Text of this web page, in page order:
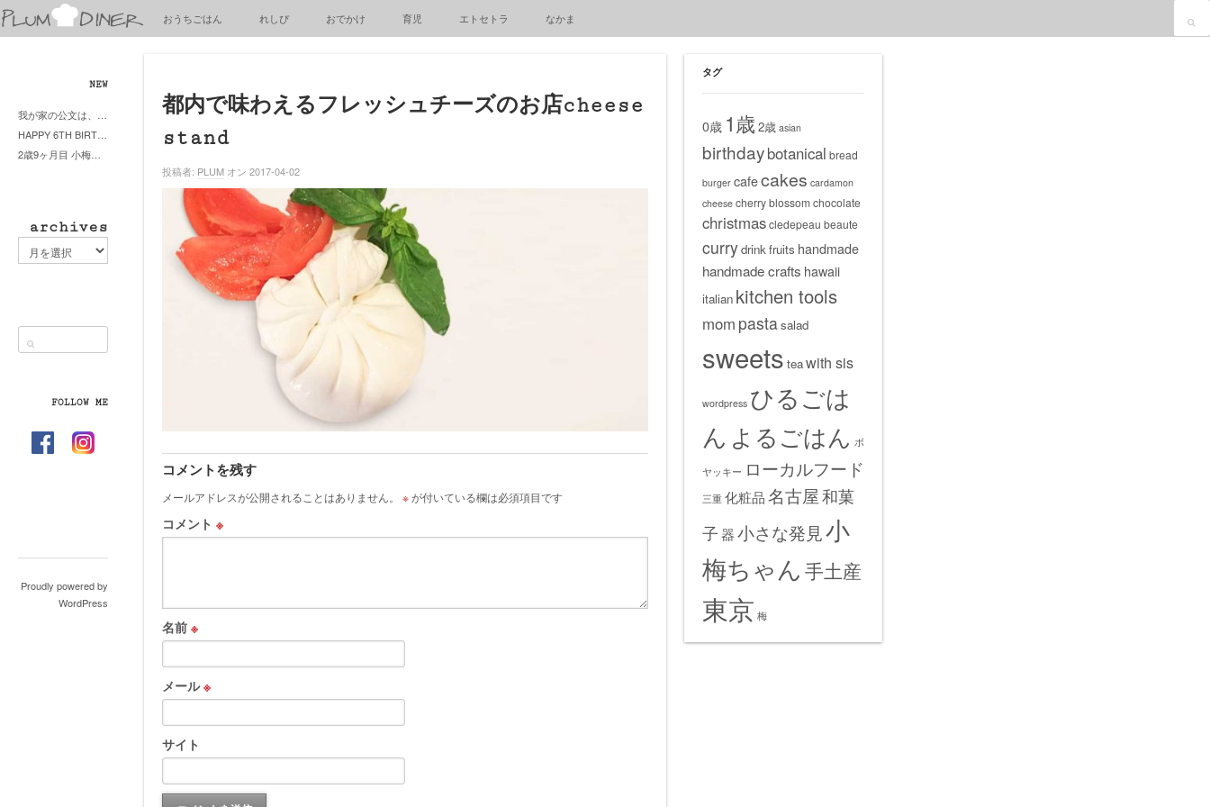
梅
子
おうちごはん れしぴ おでかけ 育児 エトセトラ なかま
NEW
我が家の公文は、やってよかった公文式？親もがんばる公文式？時々我が家は苦悶式？
HAPPY 6TH BIRTHDAY LITTE PRINCESS
2歳9ヶ月目 小梅ちゃんピザブーム到来
archives
archives
FOLLOW ME
Proudly powered by
WordPress
都内で味わえるフレッシュチーズのお店cheese
stand
投稿者: PLUM オン 2017-04-02
コメントを残す
メールアドレスが公開されることはありません。 ※が付いている欄は必須項目です
コメント ※
名前 ※
メール※
サイト
タグ
0歳 1歳 2歳 asian
birthdaybotanical bread
burger cafecakes cardamon
cheese cherry blossomchocolate
christmascledepeau beaute
currydrinkfruits handmade
handmade crafts hawaii
italian kitchen tools
mom pastasalad
sweets teawith sis
wordpress ひるごは
ん よるごはん ボ
ヤッキー ローカルフード
三重 化粧品名古屋和菓
子器小さな発見小
梅ちゃん 手土産
東京 梅